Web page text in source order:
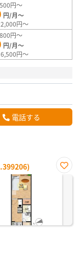
円～
円/月～
円～
円～
円/月～
円～
電話する
お気